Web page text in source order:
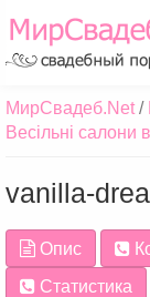
МирСвадеб.Net
Весільні салони
vanilla-
Опис
Статистика